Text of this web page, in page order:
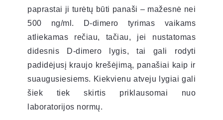
paprastai ji turėtų būti panaši – mažesnė nei
500 ng/ml. D-dimero tyrimas vaikams
atliekamas rečiau, tačiau, jei nustatomas
didesnis D-dimero lygis, tai gali rodyti
padidėjusį kraujo krešėjimą, panašiai kaip ir
suaugusiesiems. Kiekvienu atveju lygiai gali
šiek tiek skirtis priklausomai nuo
laboratorijos normų.